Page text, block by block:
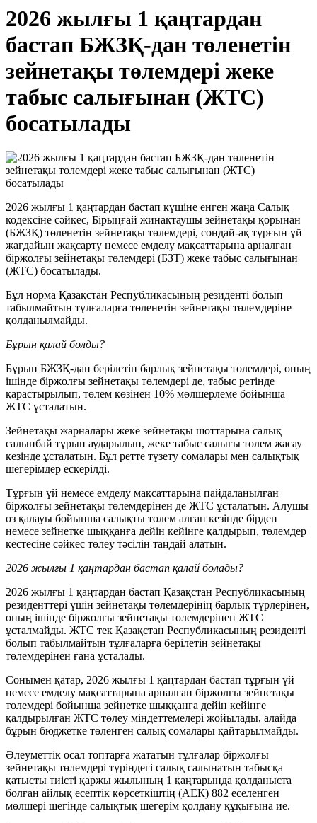
2026 жылғы 1 қаңтардан
бастап БЖЗҚ-дан төленетін
зейнетақы төлемдері жеке
табыс салығынан (ЖТС)
босатылады
2026 жылғы 1 қаңтардан бастап күшіне енген жаңа Салық
кодексіне сәйкес, Бірыңғай жинақтаушы зейнетақы қорынан
(БЖЗҚ) төленетін зейнетақы төлемдері, сондай-ақ тұрғын үй
жағдайын жақсарту немесе емделу мақсаттарына арналған
біржолғы зейнетақы төлемдері (БЗТ) жеке табыс салығынан
(ЖТС) босатылады.
Бұл норма Қазақстан Республикасының резиденті болып
табылмайтын тұлғаларға төленетін зейнетақы төлемдеріне
қолданылмайды.
Бұрын қалай болды?
Бұрын БЖЗҚ-дан берілетін барлық зейнетақы төлемдері, оның
ішінде біржолғы зейнетақы төлемдері де, табыс ретінде
қарастырылып, төлем көзінен 10% мөлшерлеме бойынша
ЖТС ұсталатын.
Зейнетақы жарналары жеке зейнетақы шоттарына салық
салынбай тұрып аударылып, жеке табыс салығы төлем жасау
кезінде ұсталатын. Бұл ретте түзету сомалары мен салықтық
шегерімдер ескерілді.
Тұрғын үй немесе емделу мақсаттарына пайдаланылған
біржолғы зейнетақы төлемдерінен де ЖТС ұсталатын. Алушы
өз қалауы бойынша салықты төлем алған кезінде бірден
немесе зейнетке шыққанға дейін кейінге қалдырып, төлемдер
кестесіне сәйкес төлеу тәсілін таңдай алатын.
2026 жылғы 1 қаңтардан бастап қалай болады?
2026 жылғы 1 қаңтардан бастап Қазақстан Республикасының
резиденттері үшін зейнетақы төлемдерінің барлық түрлерінен,
оның ішінде біржолғы зейнетақы төлемдерінен ЖТС
ұсталмайды. ЖТС тек Қазақстан Республикасының резиденті
болып табылмайтын тұлғаларға берілетін зейнетақы
төлемдерінен ғана ұсталады.
Сонымен қатар, 2026 жылғы 1 қаңтардан бастап тұрғын үй
немесе емделу мақсаттарына арналған біржолғы зейнетақы
төлемдері бойынша зейнетке шыққанға дейін кейінге
қалдырылған ЖТС төлеу міндеттемелері жойылады, алайда
бұрын бюджетке төленген салық сомалары қайтарылмайды.
Әлеуметтік осал топтарға жататын тұлғалар біржолғы
зейнетақы төлемдері түріндегі салық салынатын табысқа
қатысты тиісті қаржы жылының 1 қаңтарында қолданыста
болған айлық есептік көрсеткіштің (АЕК) 882 еселенген
мөлшері шегінде салықтық шегерім қолдану құқығына ие.